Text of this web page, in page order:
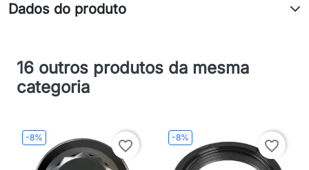
Dados do produto
16 outros produtos da mesma
categoria
-8%
favorite_border
-8%
favorite_border